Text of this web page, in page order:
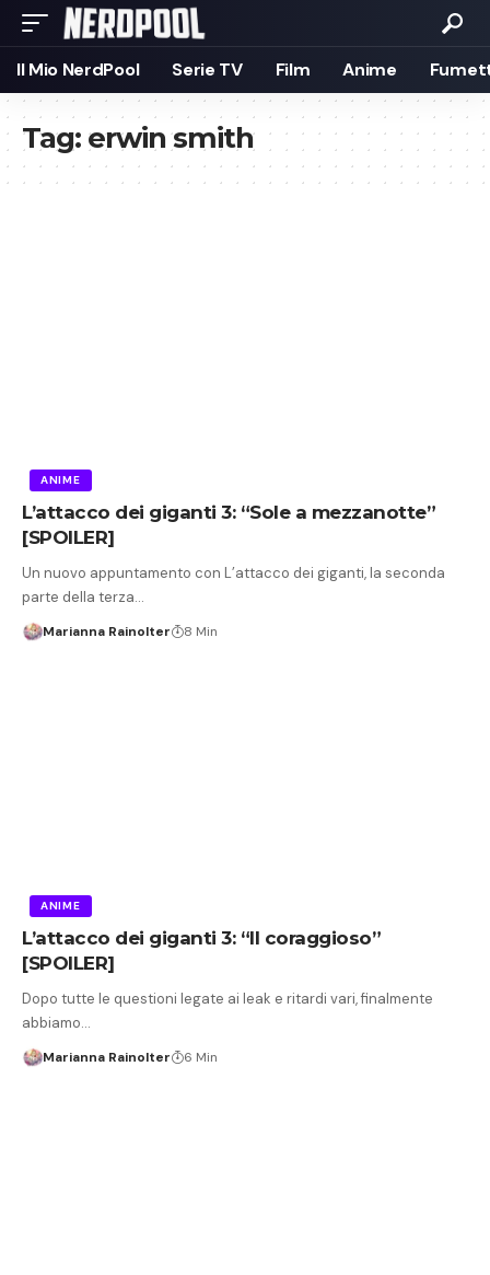
Il Mio NerdPool Serie TV Film Anime
Tag: erwin smith
ANIME
L’attacco dei giganti 3: “Sole a mezzanotte”
[SPOILER]
Un nuovo appuntamento con L’attacco dei giganti, la seconda
parte della terza…
Marianna Rainolter 8 Min
ANIME
L’attacco dei giganti 3: “Il coraggioso”
[SPOILER]
Dopo tutte le questioni legate ai leak e ritardi vari, finalmente
abbiamo…
Marianna Rainolter 6 Min